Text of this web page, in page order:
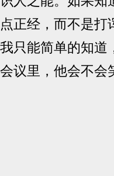
点正经，而不是打
我只能简单的知道
会议里，他会不会